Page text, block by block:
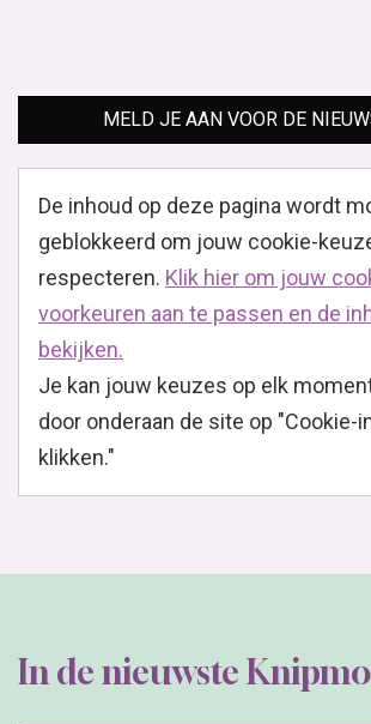
MELD JE AAN VOOR DE
De inhoud op deze pagina wordt
geblokkeerd om jouw cookie-
respecteren. Klik hier om jouw
voorkeuren aan te passen en de
bekijken.
Je kan jouw keuzes op elk
door onderaan de site op "Cookie-
klikken."
In de nieuwste